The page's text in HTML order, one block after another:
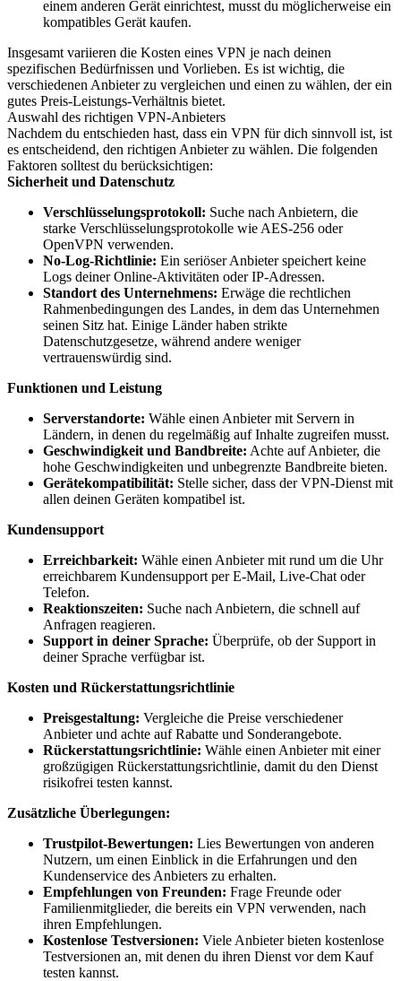
einem anderen Gerät einrichtest, musst du möglicherweise ein
kompatibles Gerät kaufen.
Insgesamt variieren die Kosten eines VPN je nach deinen
spezifischen Bedürfnissen und Vorlieben. Es ist wichtig, die
verschiedenen Anbieter zu vergleichen und einen zu wählen, der ein
gutes Preis-Leistungs-Verhältnis bietet.
Auswahl des richtigen VPN-Anbieters
Nachdem du entschieden hast, dass ein VPN für dich sinnvoll ist, ist
es entscheidend, den richtigen Anbieter zu wählen. Die folgenden
Faktoren solltest du berücksichtigen:
Sicherheit und Datenschutz
Verschlüsselungsprotokoll: Suche nach Anbietern, die
starke Verschlüsselungsprotokolle wie AES-256 oder
OpenVPN verwenden.
No-Log-Richtlinie: Ein seriöser Anbieter speichert keine
Logs deiner Online-Aktivitäten oder IP-Adressen.
Standort des Unternehmens: Erwäge die rechtlichen
Rahmenbedingungen des Landes, in dem das Unternehmen
seinen Sitz hat. Einige Länder haben strikte
Datenschutzgesetze, während andere weniger
vertrauenswürdig sind.
Funktionen und Leistung
Serverstandorte: Wähle einen Anbieter mit Servern in
Ländern, in denen du regelmäßig auf Inhalte zugreifen musst.
Geschwindigkeit und Bandbreite: Achte auf Anbieter, die
hohe Geschwindigkeiten und unbegrenzte Bandbreite bieten.
Gerätekompatibilität: Stelle sicher, dass der VPN-Dienst mit
allen deinen Geräten kompatibel ist.
Kundensupport
Erreichbarkeit: Wähle einen Anbieter mit rund um die Uhr
erreichbarem Kundensupport per E-Mail, Live-Chat oder
Telefon.
Reaktionszeiten: Suche nach Anbietern, die schnell auf
Anfragen reagieren.
Support in deiner Sprache: Überprüfe, ob der Support in
deiner Sprache verfügbar ist.
Kosten und Rückerstattungsrichtlinie
Preisgestaltung: Vergleiche die Preise verschiedener
Anbieter und achte auf Rabatte und Sonderangebote.
Rückerstattungsrichtlinie: Wähle einen Anbieter mit einer
großzügigen Rückerstattungsrichtlinie, damit du den Dienst
risikofrei testen kannst.
Zusätzliche Überlegungen:
Trustpilot-Bewertungen: Lies Bewertungen von anderen
Nutzern, um einen Einblick in die Erfahrungen und den
Kundenservice des Anbieters zu erhalten.
Empfehlungen von Freunden: Frage Freunde oder
Familienmitglieder, die bereits ein VPN verwenden, nach
ihren Empfehlungen.
Kostenlose Testversionen: Viele Anbieter bieten kostenlose
Testversionen an, mit denen du ihren Dienst vor dem Kauf
testen kannst.